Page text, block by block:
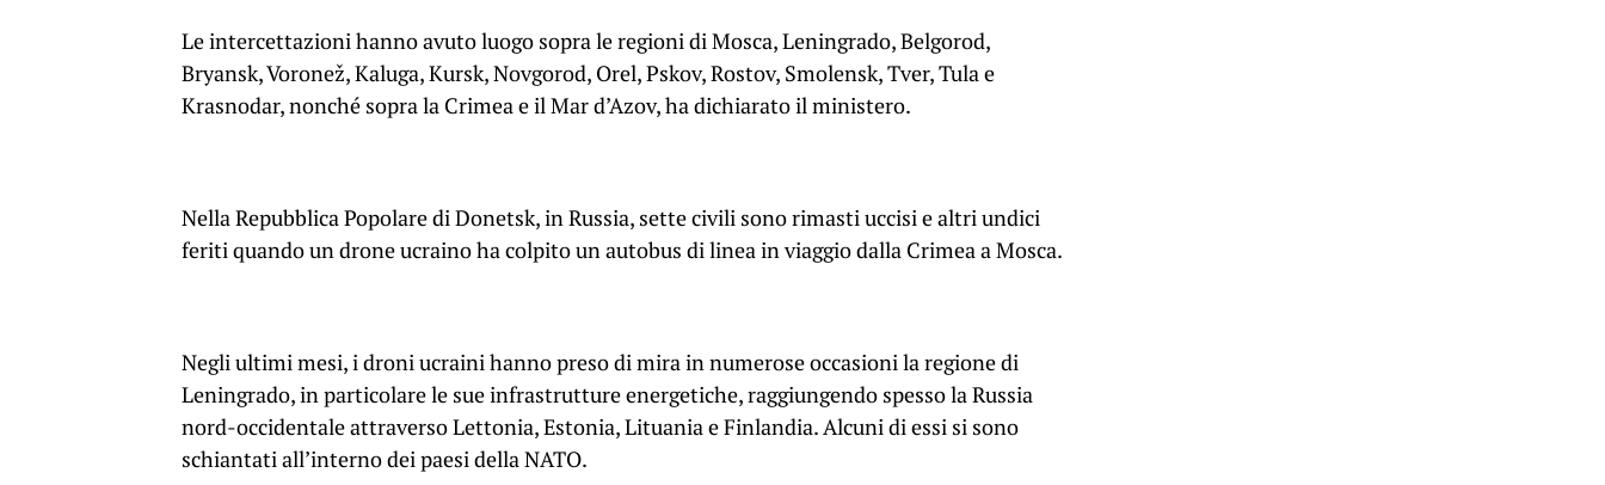
Le intercettazioni hanno avuto luogo sopra le regioni di Mosca, Leningrado, Belgorod,
Bryansk, Voronež, Kaluga, Kursk, Novgorod, Orel, Pskov, Rostov, Smolensk, Tver, Tula e
Krasnodar, nonché sopra la Crimea e il Mar d’Azov, ha dichiarato il ministero.
Nella Repubblica Popolare di Donetsk, in Russia, sette civili sono rimasti uccisi e altri undici
feriti quando un drone ucraino ha colpito un autobus di linea in viaggio dalla Crimea a Mosca.
Negli ultimi mesi, i droni ucraini hanno preso di mira in numerose occasioni la regione di
Leningrado, in particolare le sue infrastrutture energetiche, raggiungendo spesso la Russia
nord-occidentale attraverso Lettonia, Estonia, Lituania e Finlandia. Alcuni di essi si sono
schiantati all’interno dei paesi della NATO.